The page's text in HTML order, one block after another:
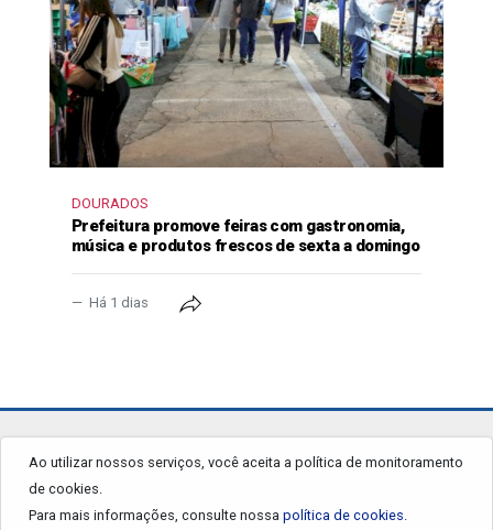
DOURADOS
Prefeitura promove feiras com gastronomia,
música e produtos frescos de sexta a domingo
Há 1 dias
Ao utilizar nossos serviços, você aceita a política de monitoramento
de cookies.
Para mais informações, consulte nossa política de cookies.
jornalgrandourados.com.br